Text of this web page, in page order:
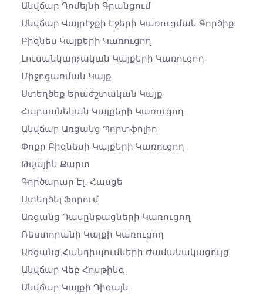
Անվճար Դոմեյնի Գրանցում
Անվճար Վայրէջքի Էջերի Կառուցման Գործիք
Բիզնես Կայքերի Կառուցող
Լուսանկարչական Կայքերի Կառուցող
Միջոցառման Կայք
Ստեղծեք Երաժշտական ​​կայք
Հարսանեկան Կայքերի Կառուցող
Անվճար Առցանց Պորտֆոլիո
Փոքր Բիզնեսի Կայքերի Կառուցող
Թվային Քարտ
Գործարար Էլ․ Հասցե
Ստեղծել Ֆորում
Առցանց Դասընթացների Կառուցող
Ռեստորանի Կայքի Կառուցող
Առցանց Հանդիպումների Ժամանակացույց
Անվճար Վեբ Հոսթինգ
Անվճար Կայքի Դիզայն